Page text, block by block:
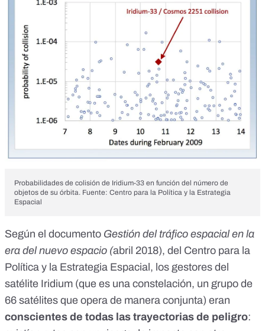
Probabilidades de colisión de Iridium-33 en función del número de
objetos de su órbita. Fuente: Centro para la Política y la Estrategia
Espacial
Según el documento Gestión del tráfico espacial en la
era del nuevo espacio (abril 2018), del Centro para la
Política y la Estrategia Espacial , los gestores del
satélite Iridium (que es una constelación, un grupo de
66 satélites que opera de manera conjunta) eran
conscientes de todas las trayectorias de peligro: